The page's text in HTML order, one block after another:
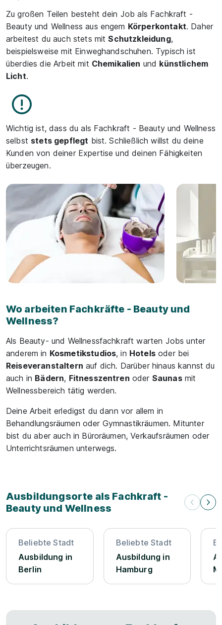
Zu großen Teilen besteht dein Job als Fachkraft -
Beauty und Wellness aus engem Körperkontakt. Daher
arbeitest du auch stets mitSchutzkleidung,
beispielsweise mit Einweghandschuhen. Typisch ist
überdies die Arbeit mit Chemikalien und künstlichem
Licht.
Wichtig ist, dass du als Fachkraft - Beauty und Wellness
selbst stets gepflegt bist. Schließlich willst du deine
Kunden von deiner Expertise und deinen Fähigkeiten
überzeugen.
Wo arbeiten Fachkräfte - Beauty und
Wellness?
Als Beauty- und Wellnessfachkraft warten Jobs unter
anderem in Kosmetikstudios, in Hotelsoder bei
Reiseveranstaltern auf dich. Darüber hinaus kannst du
auch in Bädern, Fitnesszentren oder Saunasmit
Wellnessbereich tätig werden.
Deine Arbeit erledigst du dann vor allem in
Behandlungsräumen oder Gymnastikräumen. Mitunter
bist du aber auch in Büroräumen, Verkaufsräumen oder
Unterrichtsräumen unterwegs.
Ausbildungsorte als Fachkraft -
Beauty und Wellness
Beliebte Stadt
Ausbildung in
Berlin
Beliebte Stadt
Ausbildung in
Hamburg